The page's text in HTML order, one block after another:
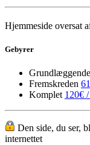
Hjemmeside oversat
Gebyrer
Grundlæggende
Fremskreden
Komplet 120€
Den side, du ser,
internettet